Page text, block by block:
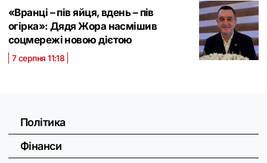
«Вранці – пів яйця, вдень – пів
огірка»: Дядя Жора насмішив
соцмережі новою дієтою
7 серпня 11:18
Політика
Фінанси